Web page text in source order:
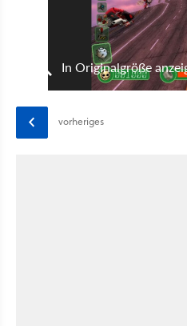
In Originalgröße
vorheriges